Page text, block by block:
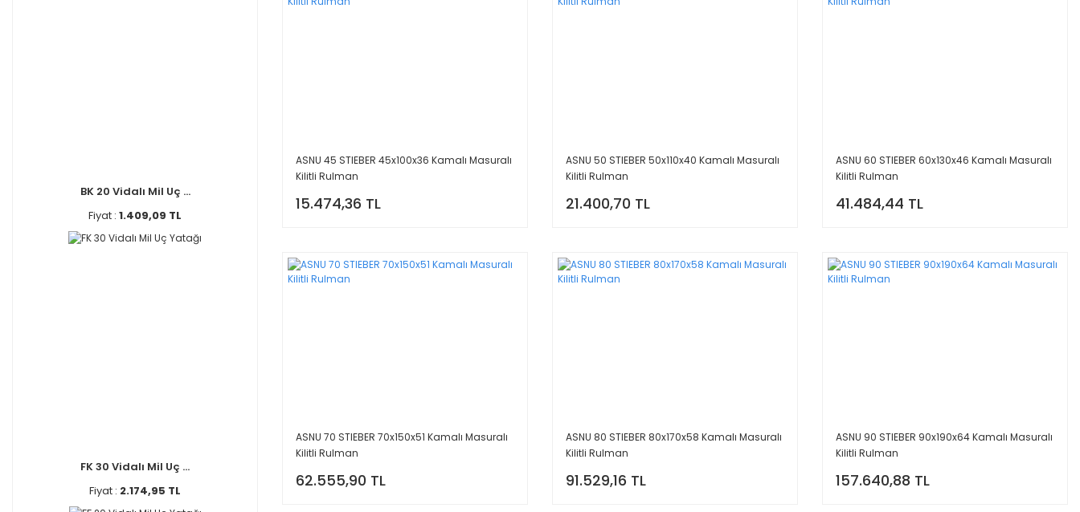
BK 20 Vidalı Mil Uç ...
Fiyat : 1.409,09 TL
FK 30 Vidalı Mil Uç ...
Fiyat : 2.174,95 TL
ASNU 45 STIEBER 45x100x36 Kamalı Masuralı
Kilitli Rulman
15.474,36 TL
ASNU 50 STIEBER 50x110x40 Kamalı Masuralı
Kilitli Rulman
21.400,70 TL
ASNU 60 STIEBER 60x130x46 Kamalı Masuralı
Kilitli Rulman
41.484,44 TL
ASNU 70 STIEBER 70x150x51 Kamalı Masuralı
Kilitli Rulman
62.555,90 TL
ASNU 80 STIEBER 80x170x58 Kamalı Masuralı
Kilitli Rulman
91.529,16 TL
ASNU 90 STIEBER 90x190x64 Kamalı Masuralı
Kilitli Rulman
157.640,88 TL